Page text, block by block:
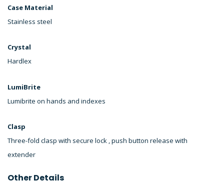
Case Material
Stainless steel
Crystal
Hardlex
LumiBrite
Lumibrite on hands and indexes
Clasp
Three-fold clasp with secure lock , push button release with
extender
Other Details